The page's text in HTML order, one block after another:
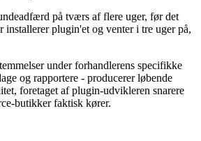
på tværs af flere uger, før det
plugin'et og venter i tre uger på,
under forhandlerens specifikke
og rapportere - producerer løbende
foretaget af plugin-udvikleren snarere
butikker faktisk kører.